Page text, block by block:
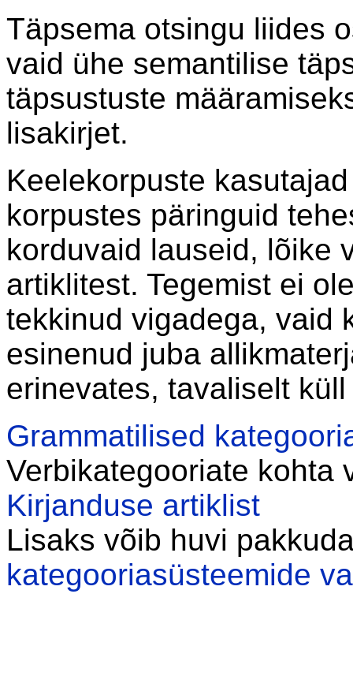
Täpsema otsingu liides
vaid ühe semantilise
täpsustuste
lisakirjet.
Keelekorpuste
korpustes päringuid
korduvaid lauseid, lõike
artiklitest. Tegemist ei
tekkinud vigadega, vaid
esinenud juba
erinevates, tavaliselt
Grammatilised
Verbikategooriate kohta
Kirjanduse artiklist
Lisaks võib huvi
kategooriasüsteemide